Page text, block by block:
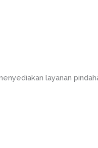
layanan